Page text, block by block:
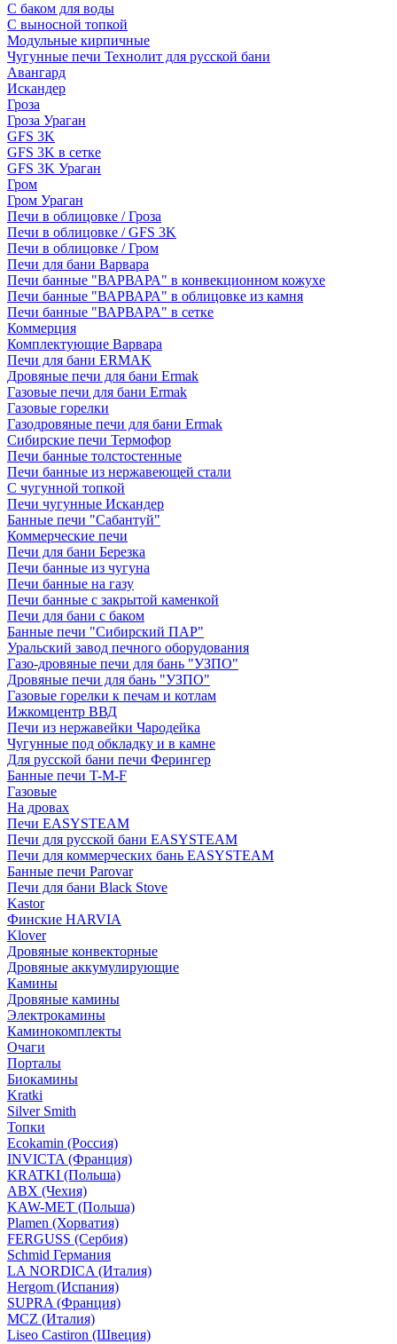
С баком для воды
С выносной топкой
Модульные кирпичные
Чугунные печи Технолит для русской бани
Авангард
Искандер
Гроза
Гроза Ураган
GFS 3K
GFS 3K в сетке
GFS 3K Ураган
Гром
Гром Ураган
Печи в облицовке / Гроза
Печи в облицовке / GFS 3K
Печи в облицовке / Гром
Печи для бани Варвара
Печи банные "ВАРВАРА" в конвекционном кожухе
Печи банные "ВАРВАРА" в облицовке из камня
Печи банные "ВАРВАРА" в сетке
Коммерция
Комплектующие Варвара
Печи для бани ERMAK
Дровяные печи для бани Ermak
Газовые печи для бани Ermak
Газовые горелки
Газодровяные печи для бани Ermak
Сибирские печи Термофор
Печи банные толстостенные
Печи банные из нержавеющей стали
С чугунной топкой
Печи чугунные Искандер
Банные печи "Сабантуй"
Коммерческие печи
Печи для бани Березка
Печи банные из чугуна
Печи банные на газу
Печи банные с закрытой каменкой
Печи для бани с баком
Банные печи "Сибирский ПАР"
Уральский завод печного оборудования
Газо-дровяные печи для бань "УЗПО"
Дровяные печи для бань "УЗПО"
Газовые горелки к печам и котлам
Ижкомцентр ВВД
Печи из нержавейки Чародейка
Чугунные под обкладку и в камне
Для русской бани печи Ферингер
Банные печи T-M-F
Газовые
На дровах
Печи EASYSTEAM
Печи для русской бани EASYSTEAM
Печи для коммерческих бань EASYSTEAM
Банные печи Parovar
Печи для бани Black Stove
Kastor
Финские HARVIA
Klover
Дровяные конвекторные
Дровяные аккумулирующие
Камины
Дровяные камины
Электрокамины
Каминокомплекты
Очаги
Порталы
Биокамины
Kratki
Silver Smith
Топки
Ecokamin (Россия)
INVICTA (Франция)
KRATKI (Польша)
ABX (Чехия)
KAW-MET (Польша)
Plamen (Хорватия)
FERGUSS (Сербия)
Schmid Германия
LA NORDICA (Италия)
Hergom (Испания)
SUPRA (Франция)
MCZ (Италия)
Liseo Castiron (Швеция)